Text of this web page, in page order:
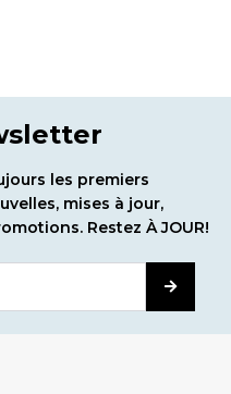
les premiers
mises à jour,
Restez À JOUR!